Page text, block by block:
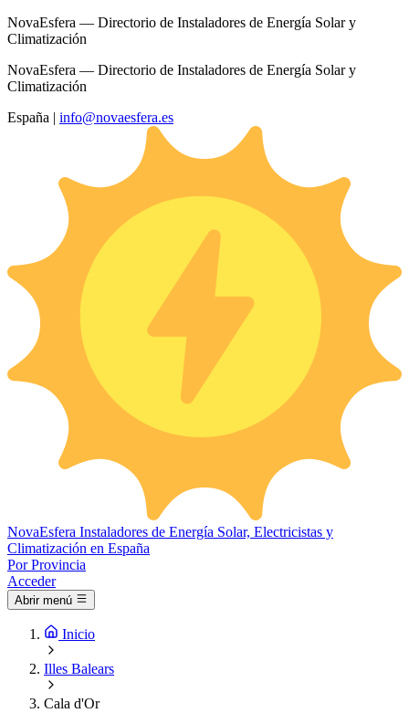
NovaEsfera — Directorio de Instaladores de Energía Solar y
Climatización
NovaEsfera — Directorio de Instaladores de Energía Solar y
Climatización
España | info@novaesfera.es
NovaEsfera Instaladores de Energía Solar, Electricistas y
Climatización en España
Por Provincia
Acceder
Abrir menú
Inicio
Illes Balears
Cala d'Or